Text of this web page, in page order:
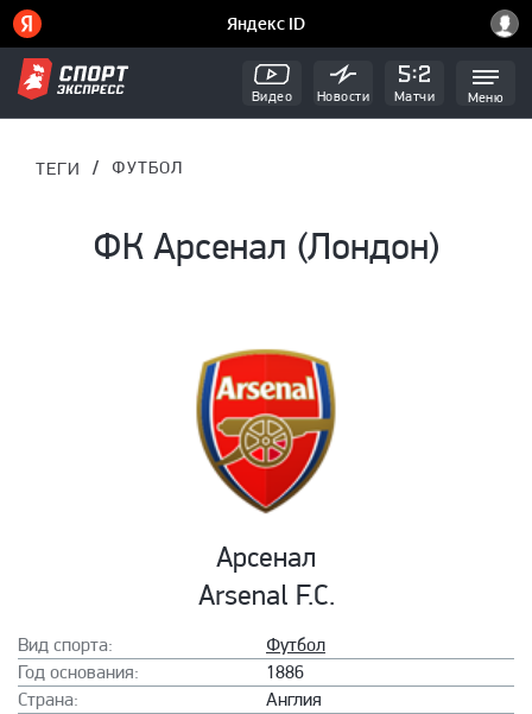
Видео Новости Матчи Меню
ТЕГИ / ФУТБОЛ
ФК Арсенал (Лондон)
Арсенал
Arsenal F.C.
Вид спорта:
Футбол
Год основания:
1886
Страна:
Англия